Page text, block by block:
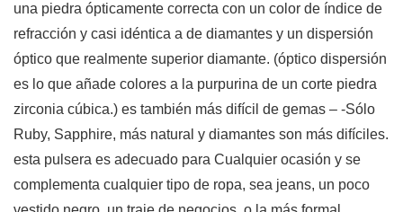
una piedra ópticamente correcta con un color de índice de
refracción y casi idéntica a de diamantes y un dispersión
óptico que realmente superior diamante. (óptico dispersión
es lo que añade colores a la purpurina de un corte piedra
zirconia cúbica.) es también más difícil de gemas – -Sólo
Ruby, Sapphire, más natural y diamantes son más difíciles.
esta pulsera es adecuado para Cualquier ocasión y se
complementa cualquier tipo de ropa, sea jeans, un poco